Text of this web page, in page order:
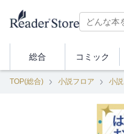
総合 コミック
TOP(総合) 小説フロア 小説